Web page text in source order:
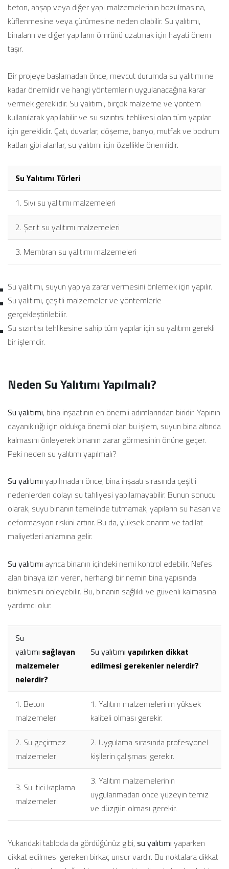
beton, ahşap veya diğer yapı malzemelerinin bozulmasına,
küflenmesine veya çürümesine neden olabilir. Su yalıtımı,
binaların ve diğer yapıların ömrünü uzatmak için hayati önem
taşır.
Bir projeye başlamadan önce, mevcut durumda su yalıtımı ne
kadar önemlidir ve hangi yöntemlerin uygulanacağına karar
vermek gereklidir. Su yalıtımı, birçok malzeme ve yöntem
kullanılarak yapılabilir ve su sızıntısı tehlikesi olan tüm yapılar
için gereklidir. Çatı, duvarlar, döşeme, banyo, mutfak ve bodrum
katları gibi alanlar, su yalıtımı için özellikle önemlidir.
Su Yalıtımı Türleri
1. Sıvı su yalıtımı malzemeleri
2. Şerit su yalıtımı malzemeleri
3. Membran su yalıtımı malzemeleri
Su yalıtımı, suyun yapıya zarar vermesini önlemek için yapılır.
Su yalıtımı, çeşitli malzemeler ve yöntemlerle
gerçekleştirilebilir.
Su sızıntısı tehlikesine sahip tüm yapılar için su yalıtımı gerekli
bir işlemdir.
Neden Su Yalıtımı Yapılmalı?
Su yalıtımı, bina inşaatının en önemli adımlarından biridir. Yapının
dayanıklılığı için oldukça önemli olan bu işlem, suyun bina altında
kalmasını önleyerek binanın zarar görmesinin önüne geçer.
Peki neden su yalıtımı yapılmalı?
Su yalıtımı yapılmadan önce, bina inşaatı sırasında çeşitli
nedenlerden dolayı su tahliyesi yapılamayabilir. Bunun sonucu
olarak, suyu binanın temelinde tutmamak, yapıların su hasarı ve
deformasyon riskini artırır. Bu da, yüksek onarım ve tadilat
maliyetleri anlamına gelir.
Su yalıtımı ayrıca binanın içindeki nemi kontrol edebilir. Nefes
alan binaya izin veren, herhangi bir nemin bina yapısında
birikmesini önleyebilir. Bu, binanın sağlıklı ve güvenli kalmasına
yardımcı olur.
Su
yalıtımı sağlayan
malzemeler
nelerdir?
Su yalıtımı yapılırken dikkat
edilmesi gerekenler nelerdir?
1. Beton
malzemeleri
1. Yalıtım malzemelerinin yüksek
kaliteli olması gerekir.
2. Su geçirmez
malzemeler
2. Uygulama sırasında profesyonel
kişilerin çalışması gerekir.
3. Su itici kaplama
malzemeleri
3. Yalıtım malzemelerinin
uygulanmadan önce yüzeyin temiz
ve düzgün olması gerekir.
Yukarıdaki tabloda da gördüğünüz gibi, su yalıtımı yaparken
dikkat edilmesi gereken birkaç unsur vardır. Bu noktalara dikkat